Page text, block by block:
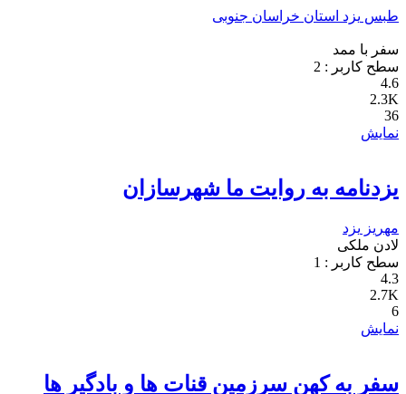
طبس یزد استان خراسان جنوبی
سفر با ممد
سطح کاربر : 2
4.6
2.3K
36
نمایش
یزدنامه به روایت ما شهرسازان
مهریز یزد
لادن ملکی
سطح کاربر : 1
4.3
2.7K
6
نمایش
سفر به کهن سرزمین قنات ها و بادگیر ها